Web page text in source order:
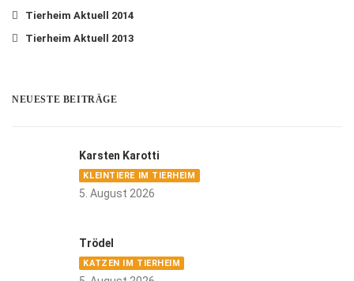
Tierheim Aktuell 2014
Tierheim Aktuell 2013
NEUESTE BEITRÄGE
Karsten Karotti
KLEINTIERE IM TIERHEIM
5. August 2026
Trödel
KATZEN IM TIERHEIM